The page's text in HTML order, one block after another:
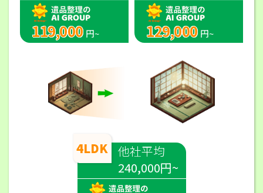
119,000 円~
4LDK 他社平均
240,000円~
129,000 円~